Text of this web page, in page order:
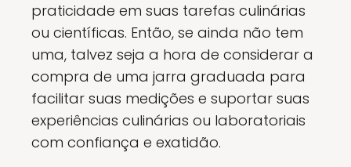
praticidade em suas tarefas culinárias
ou científicas. Então, se ainda não tem
uma, talvez seja a hora de considerar a
compra de uma jarra graduada para
facilitar suas medições e suportar suas
experiências culinárias ou laboratoriais
com confiança e exatidão.